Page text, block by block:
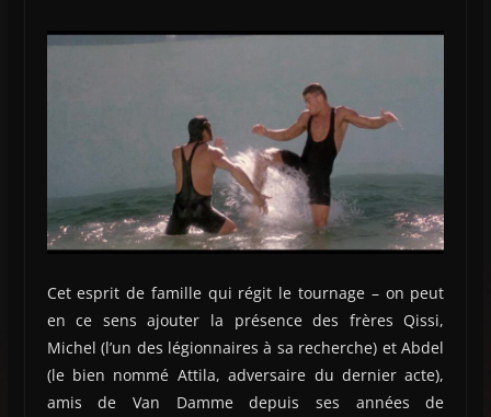
Cet esprit de famille qui régit le tournage – on peut
en ce sens ajouter la présence des frères Qissi,
Michel (l’un des légionnaires à sa recherche) et Abdel
(le bien nommé Attila, adversaire du dernier acte),
amis de Van Damme depuis ses années de